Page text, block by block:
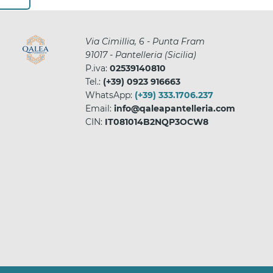
Via Cimillia, 6 - Punta Fram
91017- Pantelleria (Sicilia)
P.iva:02539140810
Tel.: (+39) 0923 916663
WhatsApp: (+39) 333.1706.237
Email:info@qaleapantelleria.com
CIN: IT081014B2NQP3OCW8